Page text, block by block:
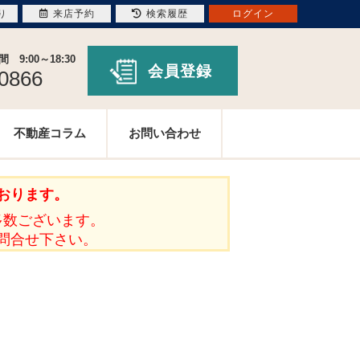
9:00～18:30
会員登録
不動産コラム お問い合わせ
ります。
ございます。
合せ下さい。
来店予約 検索履歴 ログイン